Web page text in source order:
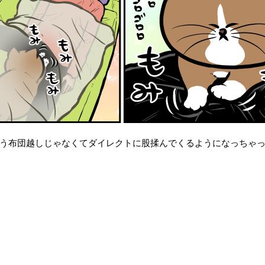
布団越しじゃなくてダイレクトに股揉んでくるようになっちゃ